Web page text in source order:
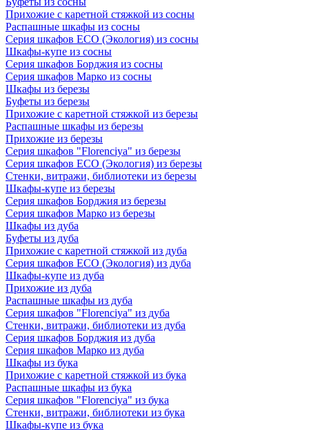
Прихожие с каретной стяжкой из сосны
Распашные шкафы из сосны
Серия шкафов ECO (Экология) из сосны
Шкафы-купе из сосны
Серия шкафов Борджия из сосны
Серия шкафов Марко из сосны
Шкафы из березы
Буфеты из березы
Прихожие с каретной стяжкой из березы
Распашные шкафы из березы
Прихожие из березы
Серия шкафов "Florenciya" из березы
Серия шкафов ECO (Экология) из березы
Стенки, витражи, библиотеки из березы
Шкафы-купе из березы
Серия шкафов Борджия из березы
Серия шкафов Марко из березы
Шкафы из дуба
Буфеты из дуба
Прихожие с каретной стяжкой из дуба
Серия шкафов ECO (Экология) из дуба
Шкафы-купе из дуба
Прихожие из дуба
Распашные шкафы из дуба
Серия шкафов "Florenciya" из дуба
Стенки, витражи, библиотеки из дуба
Серия шкафов Борджия из дуба
Серия шкафов Марко из дуба
Шкафы из бука
Прихожие с каретной стяжкой из бука
Распашные шкафы из бука
Серия шкафов "Florenciya" из бука
Стенки, витражи, библиотеки из бука
Шкафы-купе из бука